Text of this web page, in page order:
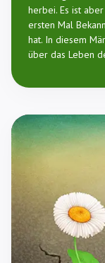
herbei. Es ist
ersten Mal
hat. In diesem
über das Leben